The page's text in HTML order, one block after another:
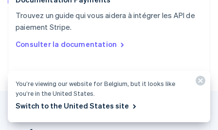
Trouvez un guide qui vous aidera à intégrer les API de
paiement Stripe.
Consulter la documentation
Singapour
English 简体中文
English
SvenskaEnglish
Suisse
DeutschFrançaisItalianoEnglish
ไทยEnglish
You’re viewing our website for Belgium, but it looks like
you’re in the United States.
Switch to the United States site